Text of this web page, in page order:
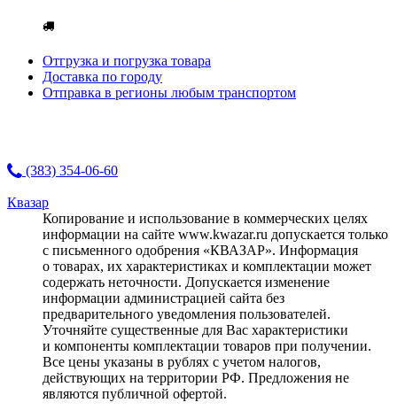
Отгрузка и погрузка товара
Доставка по городу
Отправка в регионы любым транспортом
(383) 354-06-60
Квазар
Копирование и использование в коммерческих целях
информации на сайте www.kwazar.ru допускается только
с письменного одобрения «КВАЗАР». Информация
о товарах, их характеристиках и комплектации может
содержать неточности. Допускается изменение
информации администрацией сайта без
предварительного уведомления пользователей.
Уточняйте существенные для Вас характеристики
и компоненты комплектации товаров при получении.
Все цены указаны в рублях с учетом налогов,
действующих на территории РФ. Предложения не
являются публичной офертой.